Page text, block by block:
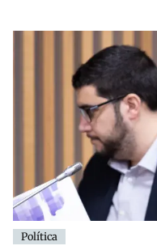
Política